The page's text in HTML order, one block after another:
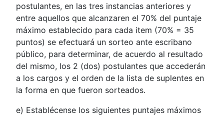
postulantes, en las tres instancias anteriores y
entre aquellos que alcanzaren el 70% del puntaje
máximo establecido para cada item (70% = 35
puntos) se efectuará un sorteo ante escribano
público, para determinar, de acuerdo al resultado
del mismo, los 2 (dos) postulantes que accederán
a los cargos y el orden de la lista de suplentes en
la forma en que fueron sorteados.
e) Establécense los siguientes puntajes máximos